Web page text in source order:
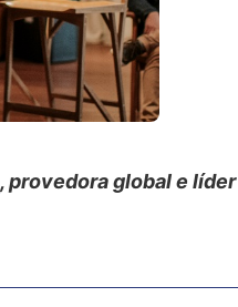
, provedora global e